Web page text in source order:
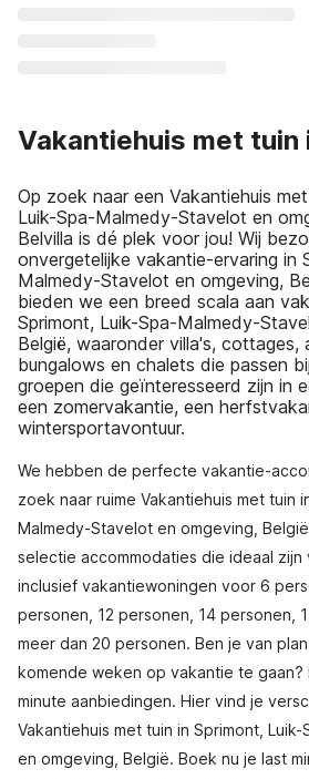
Vakantiehuis met tuin
Op zoek naar een Vakantiehuis
Luik-Spa-Malmedy-Stavelot en
Belvilla is dé plek voor jou! Wij
onvergetelijke vakantie-ervaring in
Malmedy-Stavelot en omgeving,
bieden we een breed scala aan
Sprimont, Luik-Spa-Malmedy-
België, waaronder villa's, cottages,
bungalows en chalets die passen
groepen die geïnteresseerd zijn in
een zomervakantie, een
wintersportavontuur.
We hebben de perfecte vakantie-
zoek naar ruime Vakantiehuis met tuin
Malmedy-Stavelot en omgeving,
selectie accommodaties die ideaal
inclusief vakantiewoningen voor 6
personen, 12 personen, 14 personen,
meer dan 20 personen. Ben je van
komende weken op vakantie te gaan?
minute aanbiedingen. Hier vind je
Vakantiehuis met tuin in Sprimont,
en omgeving, België. Boek nu je last